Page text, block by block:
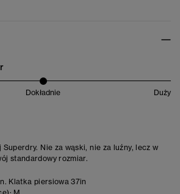
Dokładnie Duży
Nie za wąski, nie za luźny, lecz w
standardowy rozmiar.
Klatka piersiowa 37in